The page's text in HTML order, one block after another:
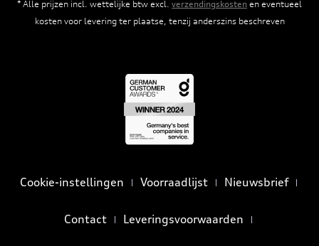
* Alle prijzen incl. wettelijke btw excl. verzendingskosten en eventueel
kosten voor levering ter plaatse, tenzij anderszins beschreven
Cookie-instellingen Voorraadlijst Nieuwsbrief
Contact Leveringsvoorwaarden